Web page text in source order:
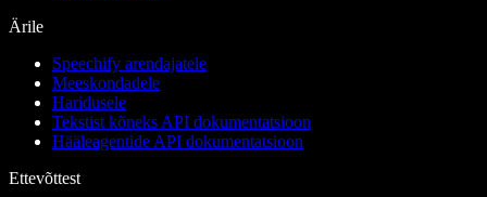
Ärile
Speechify arendajatele
Meeskondadele
Haridusele
Tekstist kõneks API dokumentatsioon
Hääleagentide API dokumentatsioon
Ettevõttest